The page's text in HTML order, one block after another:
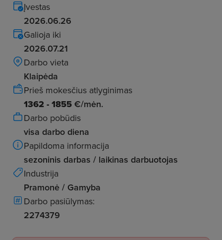
Įvestas
2026.06.26
Galioja iki
2026.07.21
Darbo vieta
Klaipėda
Prieš mokesčius atlyginimas
1362 - 1855 €/mėn.
Darbo pobūdis
visa darbo diena
Papildoma informacija
sezoninis darbas / laikinas darbuotojas
Industrija
Pramonė / Gamyba
Darbo pasiūlymas:
2274379